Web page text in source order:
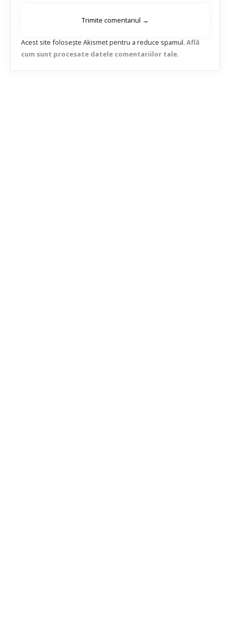
Acest site folosește Akismet pentru a reduce spamul. Află
cum sunt procesate datele comentariilor tale.